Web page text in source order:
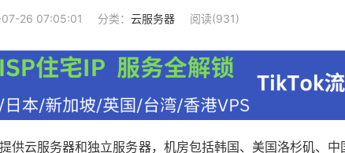
26 07:05:01 分类： 云服务器 阅读(931)
供云服务器和独立服务器，机房包括韩国、美国洛杉矶、中